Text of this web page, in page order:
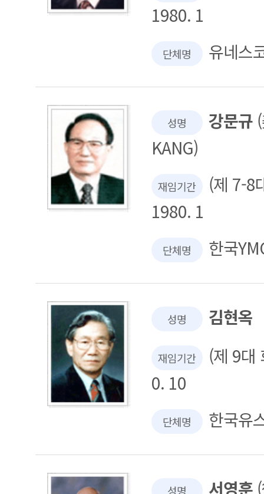
1980. 1
단체명 유네스
성명 강문규(
KANG)
재임기간
(제 7-8
1980. 1
단체명 한국
성명 김현옥
재임기간
(제 9대
0. 10
단체명 한국유
성명 서영훈(